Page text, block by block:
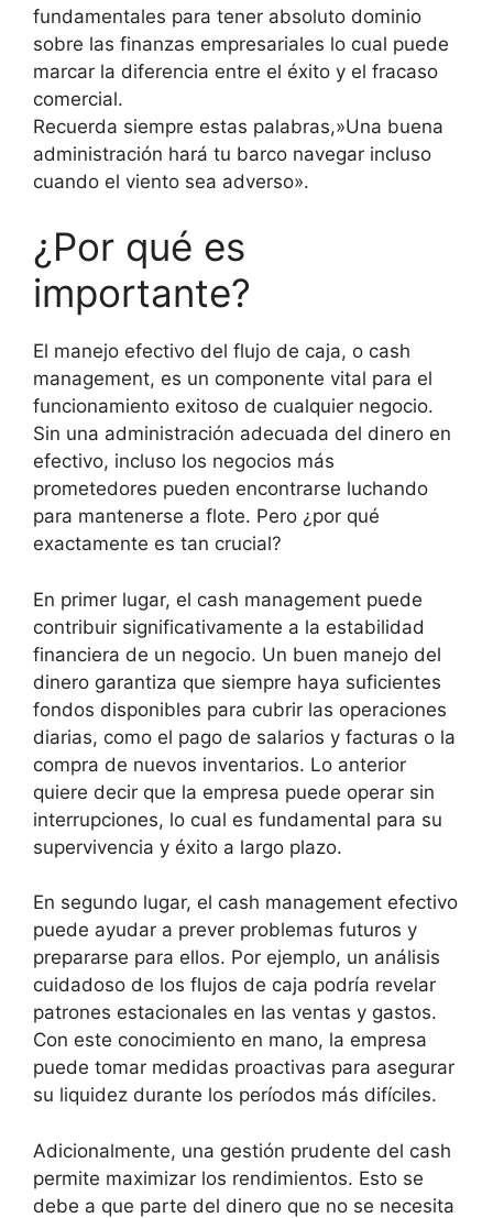
fundamentales para tener absoluto dominio
sobre las finanzas empresariales lo cual puede
marcar la diferencia entre el éxito y el fracaso
comercial.
Recuerda siempre estas palabras,»Una buena
administración hará tu barco navegar incluso
cuando el viento sea adverso».
¿Por qué es
importante?
El manejo efectivo del flujo de caja, o cash
management, es un componente vital para el
funcionamiento exitoso de cualquier negocio.
Sin una administración adecuada del dinero en
efectivo, incluso los negocios más
prometedores pueden encontrarse luchando
para mantenerse a flote. Pero ¿por qué
exactamente es tan crucial?
En primer lugar, el cash management puede
contribuir significativamente a la estabilidad
financiera de un negocio. Un buen manejo del
dinero garantiza que siempre haya suficientes
fondos disponibles para cubrir las operaciones
diarias, como el pago de salarios y facturas o la
compra de nuevos inventarios. Lo anterior
quiere decir que la empresa puede operar sin
interrupciones, lo cual es fundamental para su
supervivencia y éxito a largo plazo.
En segundo lugar, el cash management efectivo
puede ayudar a prever problemas futuros y
prepararse para ellos. Por ejemplo, un análisis
cuidadoso de los flujos de caja podría revelar
patrones estacionales en las ventas y gastos.
Con este conocimiento en mano, la empresa
puede tomar medidas proactivas para asegurar
su liquidez durante los períodos más difíciles.
Adicionalmente, una gestión prudente del cash
permite maximizar los rendimientos. Esto se
debe a que parte del dinero que no se necesita